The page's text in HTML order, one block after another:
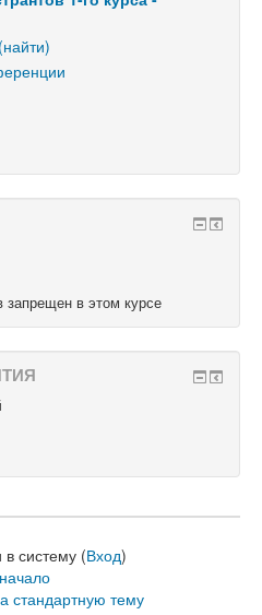
запрещен в этом курсе
систему (Вход)
стандартную тему